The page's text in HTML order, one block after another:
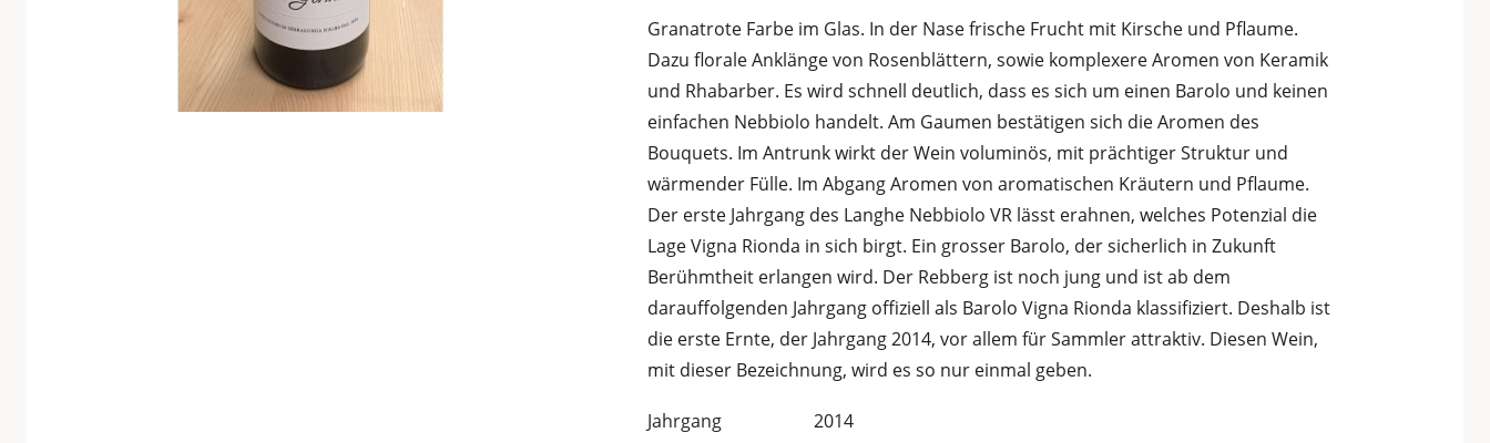
Granatrote Farbe im Glas. In der Nase frische Frucht mit Kirsche und Pflaume.
Dazu florale Anklänge von Rosenblättern, sowie komplexere Aromen von Keramik
und Rhabarber. Es wird schnell deutlich, dass es sich um einen Barolo und keinen
einfachen Nebbiolo handelt. Am Gaumen bestätigen sich die Aromen des
Bouquets. Im Antrunk wirkt der Wein voluminös, mit prächtiger Struktur und
wärmender Fülle. Im Abgang Aromen von aromatischen Kräutern und Pflaume.
Der erste Jahrgang des Langhe Nebbiolo VR lässt erahnen, welches Potenzial die
Lage Vigna Rionda in sich birgt. Ein grosser Barolo, der sicherlich in Zukunft
Berühmtheit erlangen wird. Der Rebberg ist noch jung und ist ab dem
darauffolgenden Jahrgang offiziell als Barolo Vigna Rionda klassifiziert. Deshalb ist
die erste Ernte, der Jahrgang 2014, vor allem für Sammler attraktiv. Diesen Wein,
mit dieser Bezeichnung, wird es so nur einmal geben.
Jahrgang
2014